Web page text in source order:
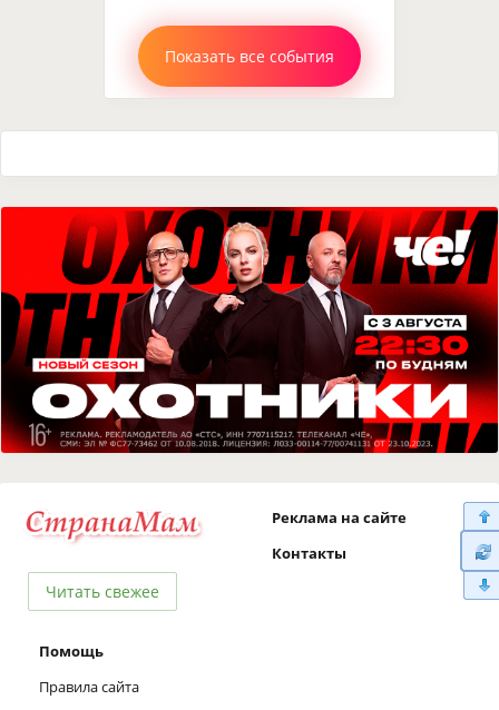
Показать все события
Читать свежее
Реклама на сайте
Контакты
Помощь
Правила сайта